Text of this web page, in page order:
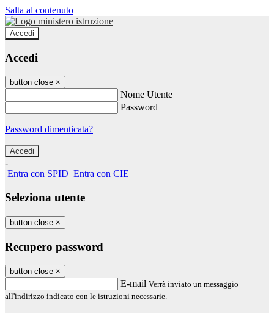
Salta al contenuto
Accedi
Accedi
button close ×
Nome Utente
Password
Password dimenticata?
-
Entra con SPID Entra con CIE
Seleziona utente
button close ×
Recupero password
button close ×
E-mail Verrà inviato un messaggio
all'indirizzo indicato con le istruzioni necessarie.